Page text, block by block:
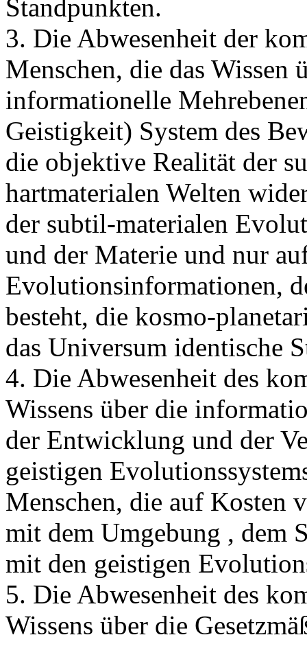
Standpunkten.
3. Die Abwesenheit der
Menschen, die das
informationelle
Geistigkeit) System des
die objektive Realität der
hartmaterialen Welten
der subtil-materialen
und der Materie und nur
Evolutionsinformationen,
besteht, die kosmo-
das Universum identische
4. Die Abwesenheit des
Wissens über die
der Entwicklung und der
geistigen
Menschen, die auf Kosten
mit dem Umgebung , dem
mit den geistigen
5. Die Abwesenheit des
Wissens über die